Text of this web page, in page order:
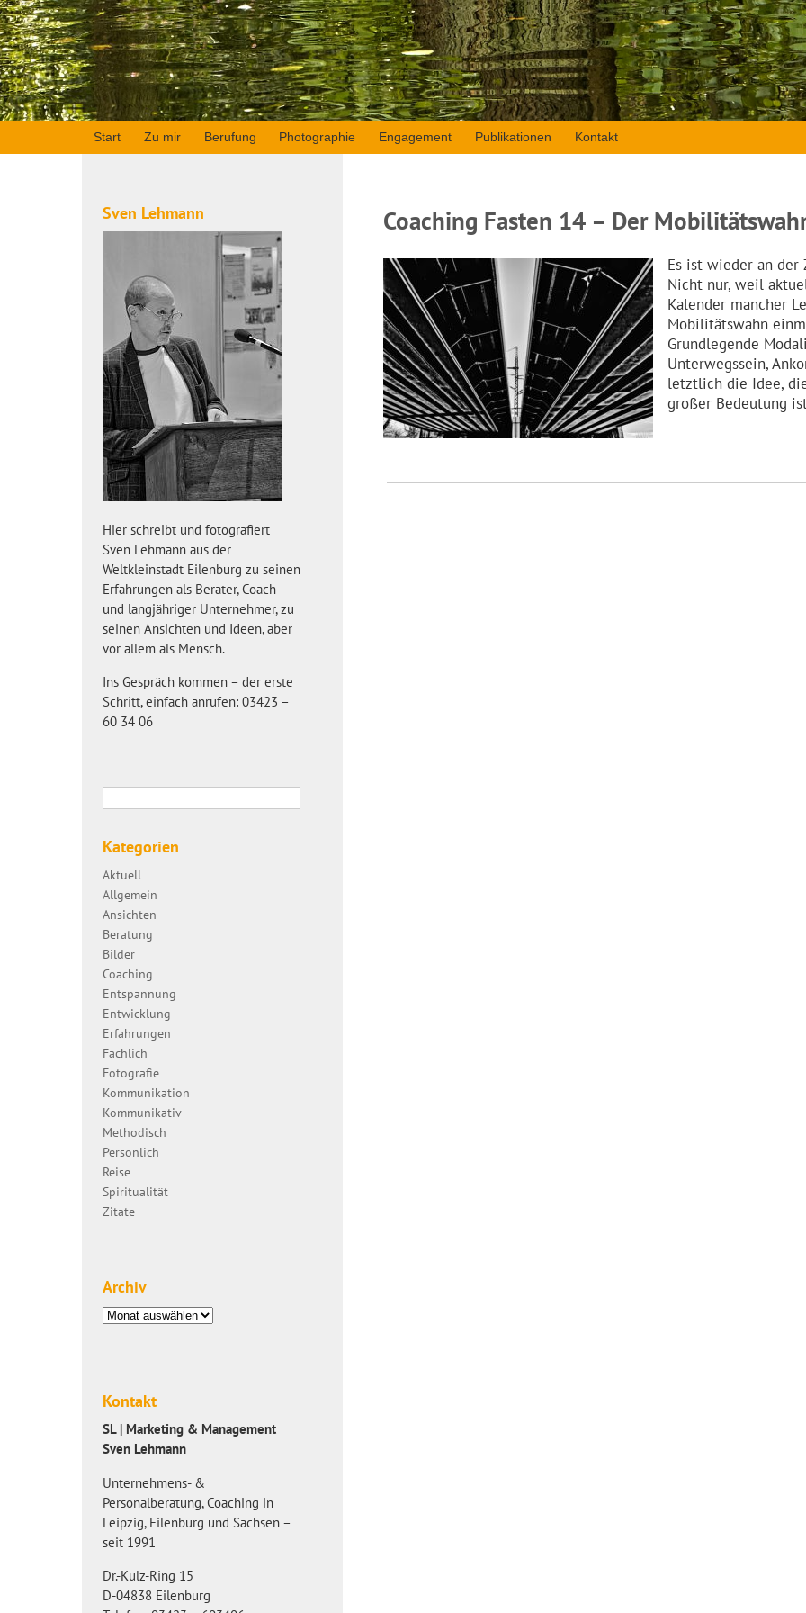
Start Zu mir Berufung Photographie Engagement Publikationen Kontakt
Coaching Fasten 14 – Der
Es ist wieder an der
Nicht nur, weil
Kalender mancher
Mobilitätswahn
Grundlegende
Unterwegssein,
letztlich die Idee,
großer Bedeutung
Sven Lehmann
Hier schreibt und fotografiert
Sven Lehmann aus der
Weltkleinstadt Eilenburg zu seinen
Erfahrungen als Berater, Coach
und langjähriger Unternehmer, zu
seinen Ansichten und Ideen, aber
vor allem als Mensch.
Ins Gespräch kommen – der erste
Schritt, einfach anrufen: 03423 –
60 34 06
Kategorien
Aktuell
Allgemein
Ansichten
Beratung
Bilder
Coaching
Entspannung
Entwicklung
Erfahrungen
Fachlich
Fotografie
Kommunikation
Kommunikativ
Methodisch
Persönlich
Reise
Spiritualität
Zitate
Archiv
Archiv
Kontakt
SL | Marketing & Management
Sven Lehmann
Unternehmens- &
Personalberatung, Coaching in
Leipzig, Eilenburg und Sachsen –
seit 1991
Dr.-Külz-Ring 15
D-04838 Eilenburg